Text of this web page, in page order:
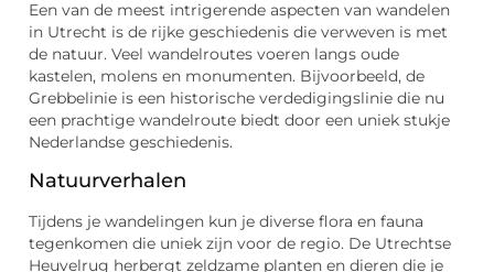
Een van de meest intrigerende aspecten van wandelen
in Utrecht is de rijke geschiedenis die verweven is met
de natuur. Veel wandelroutes voeren langs oude
kastelen, molens en monumenten. Bijvoorbeeld, de
Grebbelinie is een historische verdedigingslinie die nu
een prachtige wandelroute biedt door een uniek stukje
Nederlandse geschiedenis.
Natuurverhalen
Tijdens je wandelingen kun je diverse flora en fauna
tegenkomen die uniek zijn voor de regio. De Utrechtse
Heuvelrug herbergt zeldzame planten en dieren die je